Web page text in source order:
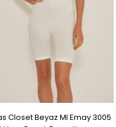
Closet Beyaz MI Emay 3005